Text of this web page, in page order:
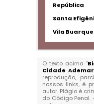
República
Santa
Vila Buarque
O texto acima "
Cidade Ademar
reprodução,
nossos links, é
autor. Plágio é
do Código Penal.